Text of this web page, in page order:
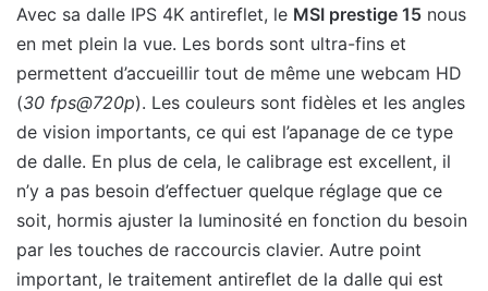
Avec sa dalle IPS 4K antireflet, le MSI prestige 15 nous
en met plein la vue. Les bords sont ultra-fins et
permettent d’accueillir tout de même une webcam HD
(30 fps@720p). Les couleurs sont fidèles et les angles
de vision importants, ce qui est l’apanage de ce type
de dalle. En plus de cela, le calibrage est excellent, il
n’y a pas besoin d’effectuer quelque réglage que ce
soit, hormis ajuster la luminosité en fonction du besoin
par les touches de raccourcis clavier. Autre point
important, le traitement antireflet de la dalle qui est